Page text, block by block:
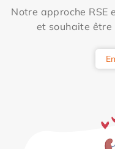
Notre approche RSE
et souhaite être